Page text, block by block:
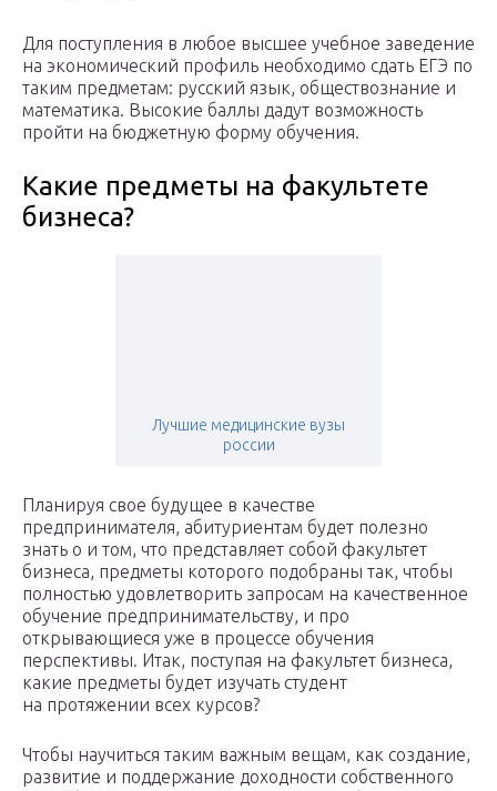
Для поступления в любое высшее учебное заведение
на экономический профиль необходимо сдать ЕГЭ по
таким предметам: русский язык, обществознание и
математика. Высокие баллы дадут возможность
пройти на бюджетную форму обучения.
Какие предметы на факультете
бизнеса?
Лучшие медицинские вузы
россии
Планируя свое будущее в качестве
предпринимателя, абитуриентам будет полезно
знать о и том, что представляет собой факультет
бизнеса, предметы которого подобраны так, чтобы
полностью удовлетворить запросам на качественное
обучение предпринимательству, и про
открывающиеся уже в процессе обучения
перспективы. Итак, поступая на факультет бизнеса,
какие предметы будет изучать студент
на протяжении всех курсов?
Чтобы научиться таким важным вещам, как создание,
развитие и поддержание доходности собственного